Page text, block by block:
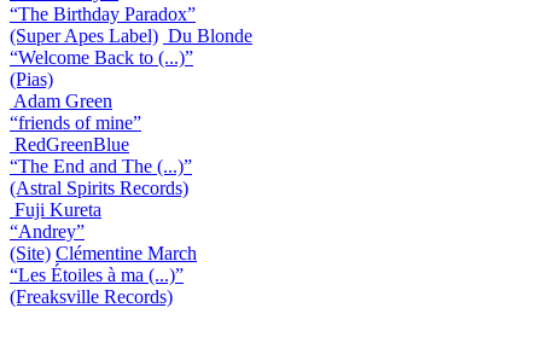
“The Birthday Paradox”
(Super Apes Label) Du Blonde
“Welcome Back to (...)”
(Pias)
Adam Green
“friends of mine”
RedGreenBlue
“The End and The (...)”
(Astral Spirits Records)
Fuji Kureta
“Andrey”
(Site) Clémentine March
“Les Étoiles à ma (...)”
(Freaksville Records)